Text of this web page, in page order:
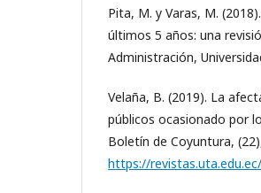
Pita, M. y Varas, M.
últimos 5 años: una
Administración,
Velaña, B. (2019). La
públicos ocasionado por
Boletín de Coyuntura,
https://